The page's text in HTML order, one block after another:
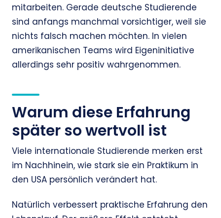
mitarbeiten. Gerade deutsche Studierende
sind anfangs manchmal vorsichtiger, weil sie
nichts falsch machen möchten. In vielen
amerikanischen Teams wird Eigeninitiative
allerdings sehr positiv wahrgenommen.
Warum diese Erfahrung
später so wertvoll ist
Viele internationale Studierende merken erst
im Nachhinein, wie stark sie ein Praktikum in
den USA persönlich verändert hat.
Natürlich verbessert praktische Erfahrung den